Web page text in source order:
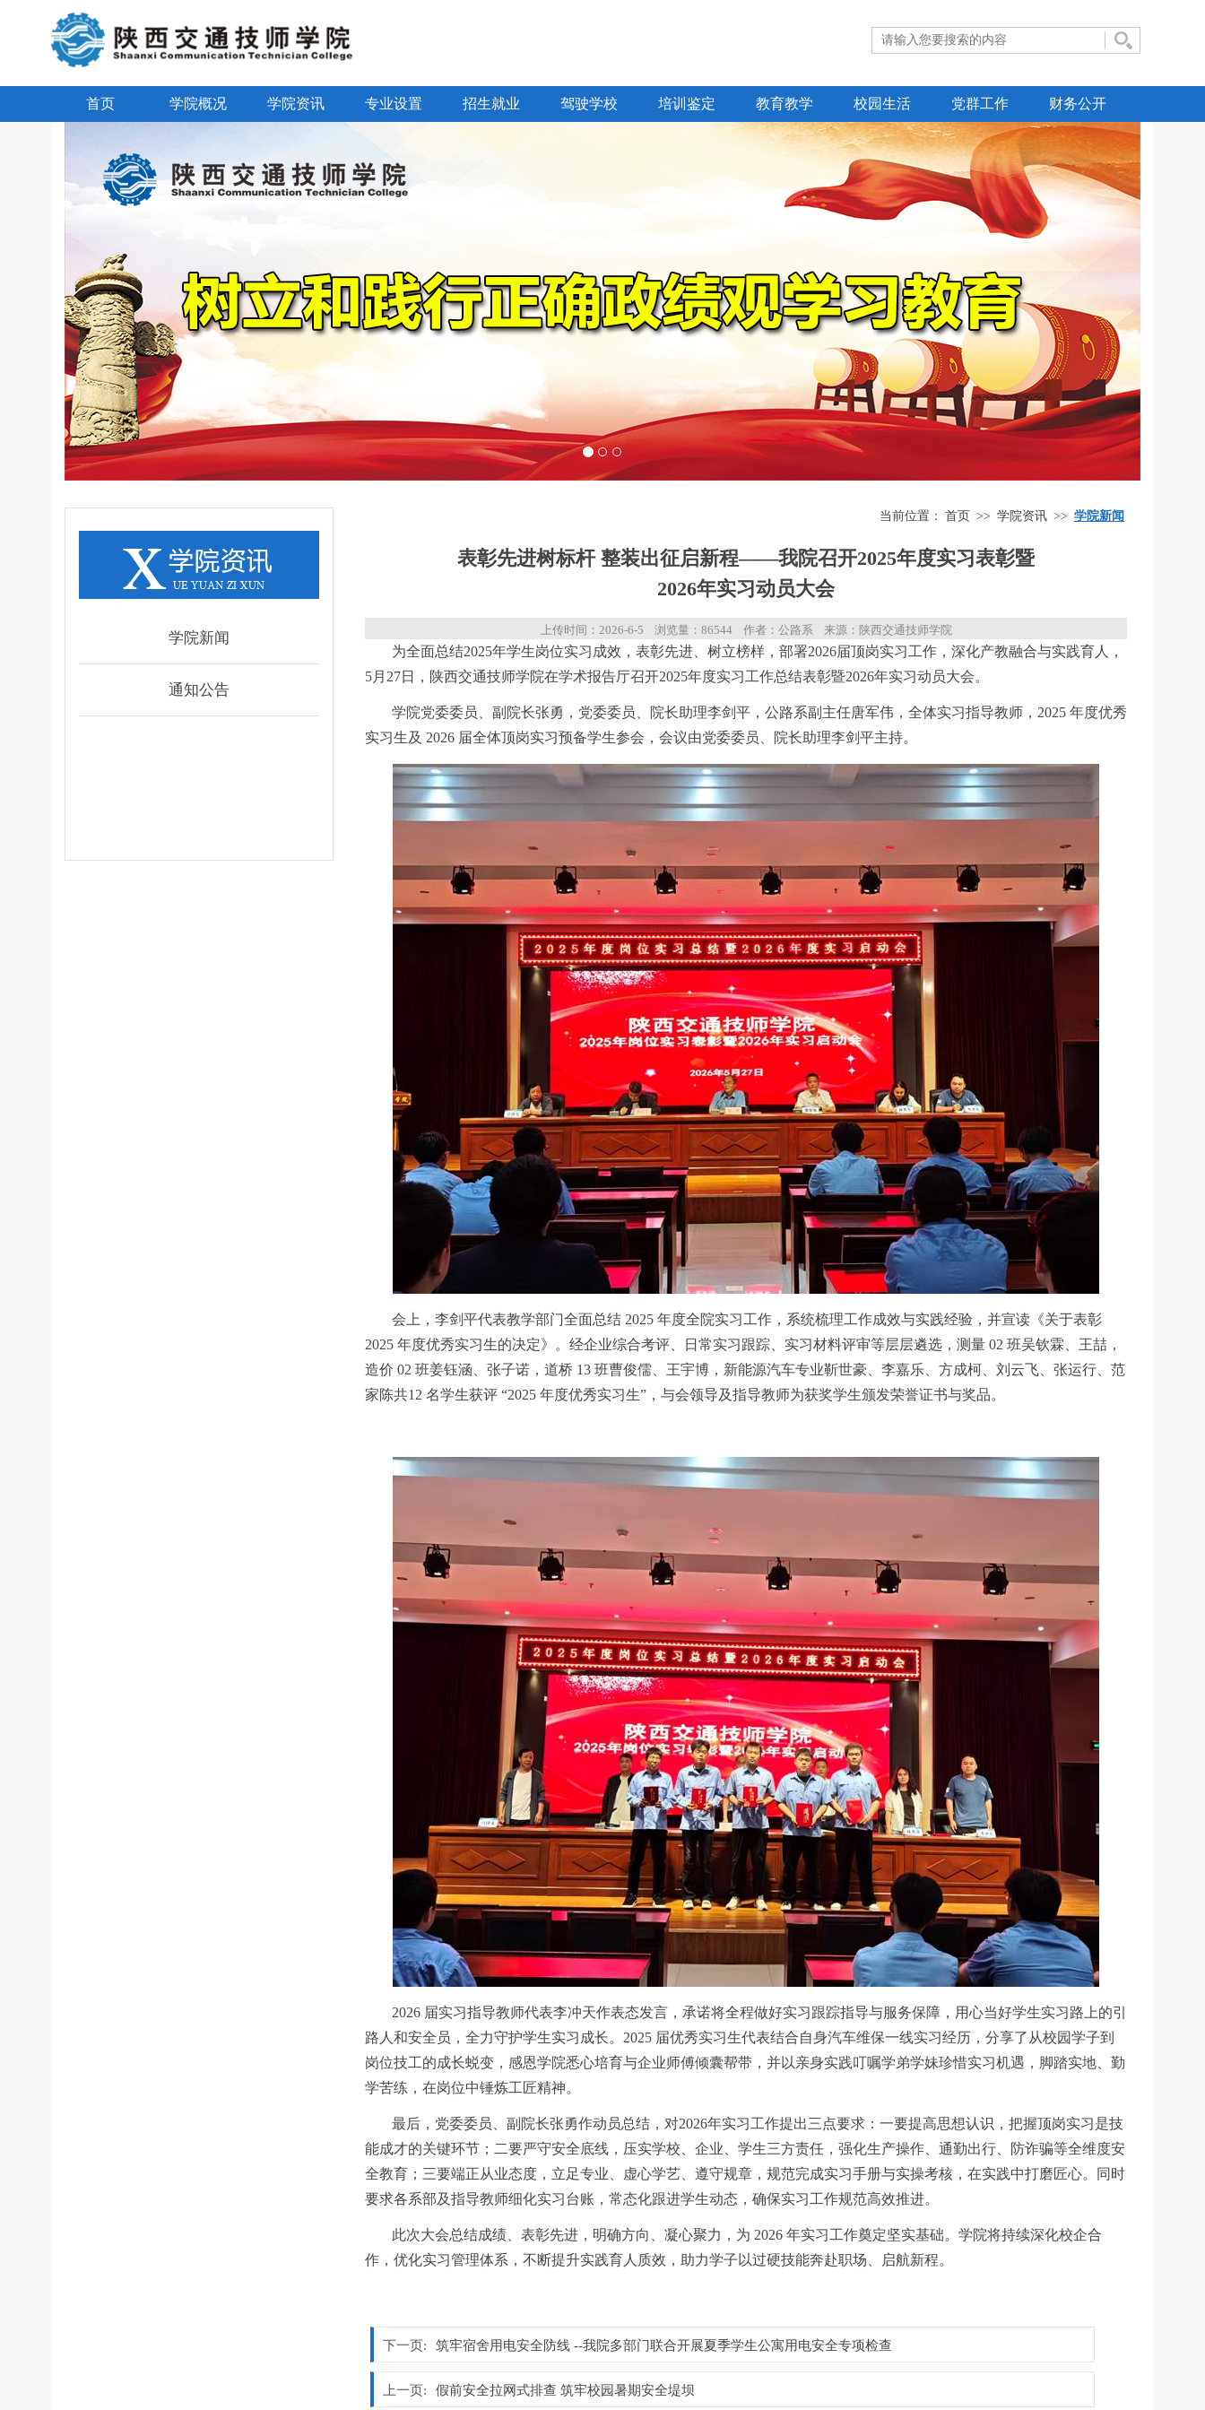
首页 学院概况 学院资讯 专业设置 招生就业 驾驶学校 培训鉴定 教育教学 校园生活 党群工作 财务公开
学院新闻
通知公告
当前位置： 首页 >> 学院资讯 >> 学院新闻
表彰先进树标杆 整装出征启新程——我院召开2025年度实习表彰暨
2026年实习动员大会
上传时间： 2026-6-5 浏览量： 86544 作者：公路系 来源：陕西交通技师学院
为全面总结2025年学生岗位实习成效，表彰先进、树立榜样，部署2026届顶岗实习工作，深化产教融合与实践育人，
5月27日，陕西交通技师学院在学术报告厅召开2025年度实习工作总结表彰暨2026年实习动员大会。
学院党委委员、副院长张勇，党委委员、院长助理李剑平，公路系副主任唐军伟，全体实习指导教师，2025 年度优秀
实习生及 2026 届全体顶岗实习预备学生参会，会议由党委委员、院长助理李剑平主持。
会上，李剑平代表教学部门全面总结 2025 年度全院实习工作，系统梳理工作成效与实践经验，并宣读《关于表彰
2025 年度优秀实习生的决定》。经企业综合考评、日常实习跟踪、实习材料评审等层层遴选，测量 02 班吴钦霖、王喆，
造价 02 班姜钰涵、张子诺，道桥 13 班曹俊儒、王宇博，新能源汽车专业靳世豪、李嘉乐、方成柯、刘云飞、张运行、范
家陈共12 名学生获评 “2025 年度优秀实习生”，与会领导及指导教师为获奖学生颁发荣誉证书与奖品。
2026 届实习指导教师代表李冲天作表态发言，承诺将全程做好实习跟踪指导与服务保障，用心当好学生实习路上的引
路人和安全员，全力守护学生实习成长。2025 届优秀实习生代表结合自身汽车维保一线实习经历，分享了从校园学子到
岗位技工的成长蜕变，感恩学院悉心培育与企业师傅倾囊帮带，并以亲身实践叮嘱学弟学妹珍惜实习机遇，脚踏实地、勤
学苦练，在岗位中锤炼工匠精神。
最后，党委委员、副院长张勇作动员总结，对2026年实习工作提出三点要求：一要提高思想认识，把握顶岗实习是技
能成才的关键环节；二要严守安全底线，压实学校、企业、学生三方责任，强化生产操作、通勤出行、防诈骗等全维度安
全教育；三要端正从业态度，立足专业、虚心学艺、遵守规章，规范完成实习手册与实操考核，在实践中打磨匠心。同时
要求各系部及指导教师细化实习台账，常态化跟进学生动态，确保实习工作规范高效推进。
此次大会总结成绩、表彰先进，明确方向、凝心聚力，为 2026 年实习工作奠定坚实基础。学院将持续深化校企合
作，优化实习管理体系，不断提升实践育人质效，助力学子以过硬技能奔赴职场、启航新程。
下一页: 筑牢宿舍用电安全防线 --我院多部门联合开展夏季学生公寓用电安全专项检查
上一页: 假前安全拉网式排查 筑牢校园暑期安全堤坝